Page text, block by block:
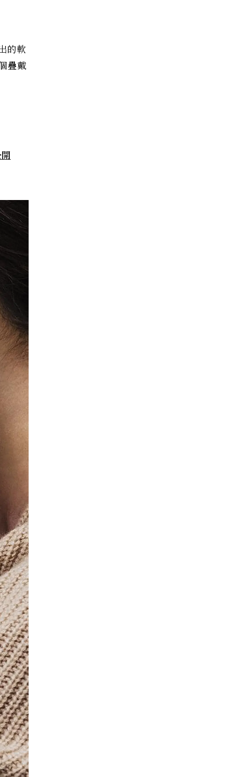
的軟
疊戴